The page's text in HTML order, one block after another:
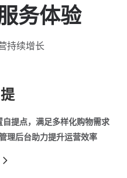
务体验
持续增长
提点，满足多样化购物需求
理后台助力提升运营效率